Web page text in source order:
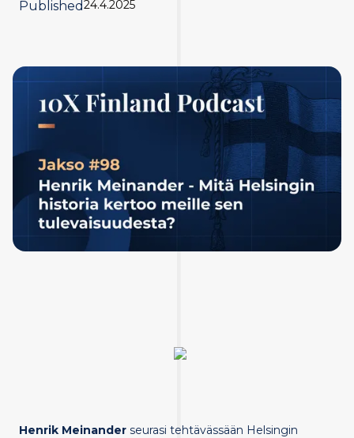
Published24.4.2025
Henrik Meinander seurasi tehtävässään Helsingin